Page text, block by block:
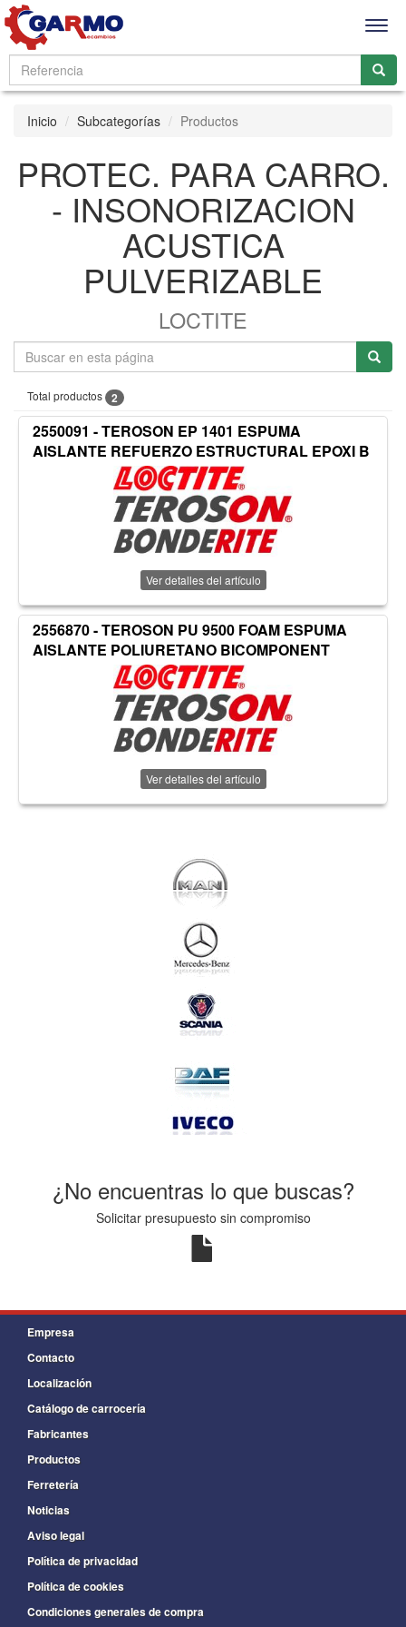
Inicio Subcategorías Productos
PROTEC. PARA CARRO.
- INSONORIZACION
ACUSTICA
PULVERIZABLE
LOCTITE
Total productos 2
2550091 - TEROSON EP 1401 ESPUMA
AISLANTE REFUERZO ESTRUCTURAL EPOXI B
Ver detalles del artículo
2556870 - TEROSON PU 9500 FOAM ESPUMA
AISLANTE POLIURETANO BICOMPONENT
Ver detalles del artículo
¿No encuentras lo que buscas?
Solicitar presupuesto sin compromiso
Empresa
Contacto
Localización
Catálogo de carrocería
Fabricantes
Productos
Ferretería
Noticias
Aviso legal
Política de privacidad
Política de cookies
Condiciones generales de compra